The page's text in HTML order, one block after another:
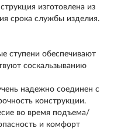
изготовлена из
срока службы изделия.
ступени обеспечивают
соскальзыванию
надежно соединен с
конструкции.
во время подъема/
и комфорт